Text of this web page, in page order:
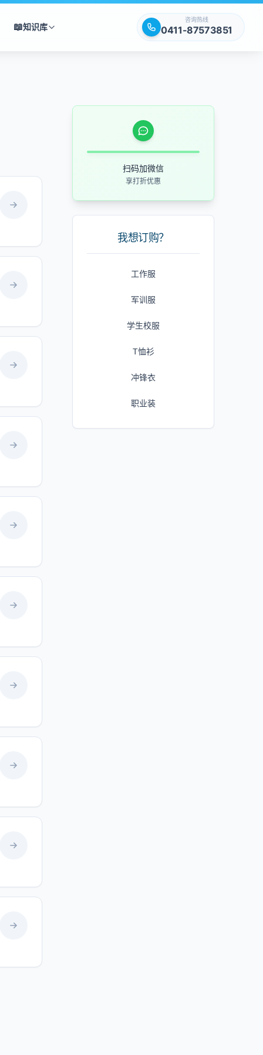
📖知识库
咨询热线
0411-87573851
扫码加微信
享打折优惠
我想订购？
工作服
军训服
学生校服
T恤衫
冲锋衣
职业装